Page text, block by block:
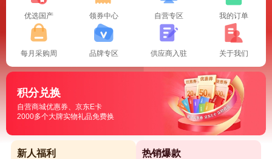
优选国产 领券中心 自营专区 我的订单
每月采购周 品牌专区 供应商入驻 关于我们
积分兑换
自营商城优惠券、京东E卡
2000多个大牌实物礼品免费换
新人福利 热销爆款